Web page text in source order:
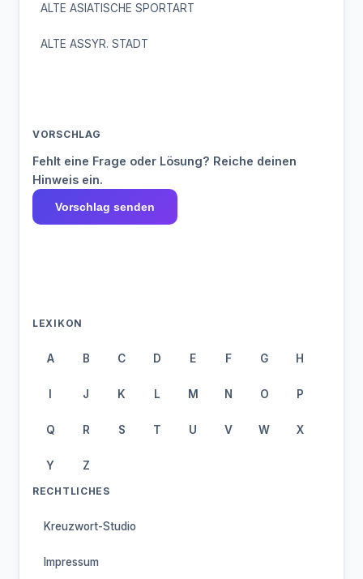
ALTE ASIATISCHE SPORTART
ALTE ASSYR. STADT
VORSCHLAG
Fehlt eine Frage oder Lösung? Reiche deinen
Hinweis ein.
Vorschlag senden
LEXIKON
A B C D E F G H
I J K L M N O P
Q R S T U V W X
Y Z
RECHTLICHES
Kreuzwort-Studio
Impressum